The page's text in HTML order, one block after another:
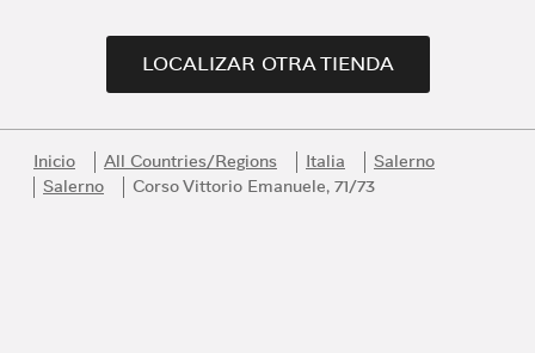
LOCALIZAR OTRA TIENDA
Inicio All Countries/Regions Italia
Salerno
Salerno
Corso Vittorio Emanuele, 71/73